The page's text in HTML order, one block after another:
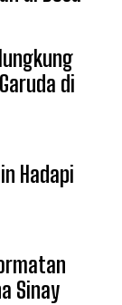
di
Hadapi
Sinay